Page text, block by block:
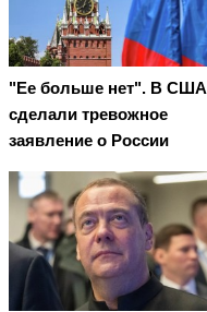
"Ее больше нет". В США
сделали тревожное
заявление о России